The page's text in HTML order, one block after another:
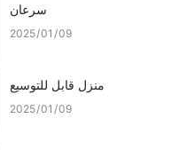
سرعان
2025 01 09
منزل قابل للتوسيع
2025 01 09